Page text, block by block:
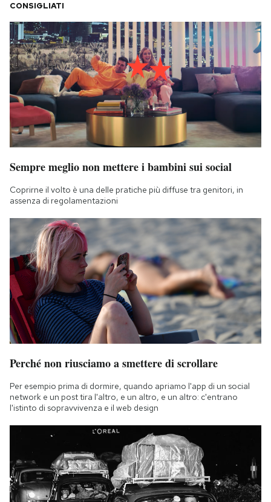
CONSIGLIATI
Sempre meglio non mettere i bambini sui social
Coprirne il volto è una delle pratiche più diffuse tra genitori, in
assenza di regolamentazioni
Perché non riusciamo a smettere di scrollare
Per esempio prima di dormire, quando apriamo l'app di un social
network e un post tira l'altro, e un altro, e un altro: c'entrano
l'istinto di sopravvivenza e il web design